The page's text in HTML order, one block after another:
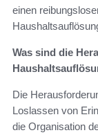
einen
Was sind die
Die
Loslassen von
die Organisation